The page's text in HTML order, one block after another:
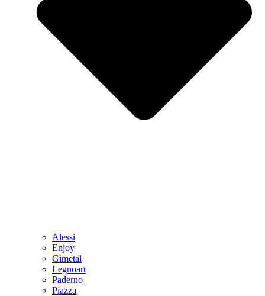
Alessi
Enjoy
Gimetal
Legnoart
Paderno
Piazza